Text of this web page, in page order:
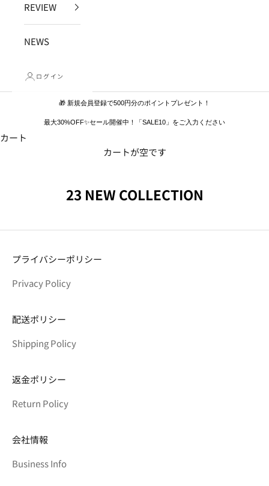
REVIEW
NEWS
ログイン
🎁 新規会員登録で500円分のポイントプレゼント！
最大30%OFF✨セール開催中！「SALE10」をご入力ください
カート
カートが空です
23 NEW COLLECTION
プライバシーポリシー
Privacy Policy
配送ポリシー
Shipping Policy
返金ポリシー
Return Policy
会社情報
Business Info